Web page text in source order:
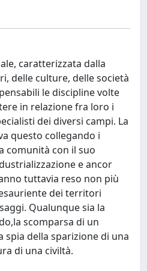
caratterizzata dalla
delle culture, delle società
le discipline volte
in relazione fra loro i
dei diversi campi. La
questo collegando i
comunità con il suo
e ancor
tuttavia reso non più
dei territori
Qualunque sia la
scomparsa di un
spia della sparizione di una
di una civiltà.